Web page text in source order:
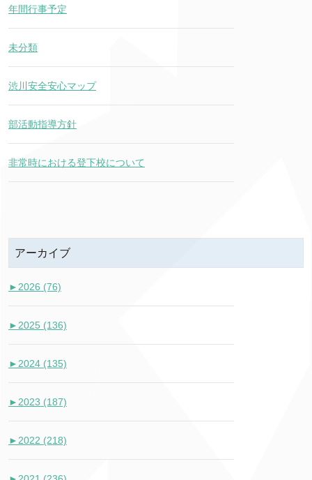
年間行事予定
未分類
渋川安全安心マップ
部活動指導方針
非常時における登下校について
アーカイブ
► 2026 (76)
► 2025 (136)
► 2024 (135)
► 2023 (187)
► 2022 (218)